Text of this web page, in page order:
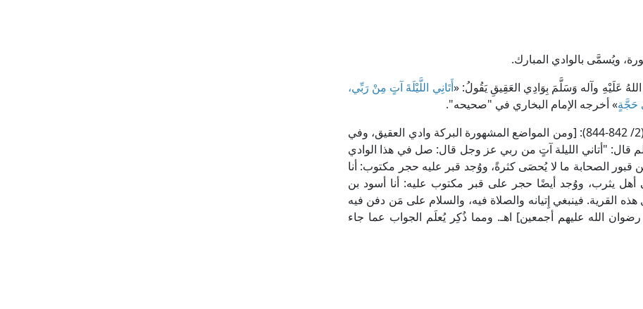
ويُسمَّى بالوادي المبارك.
عَلَيْهِ وآله وَسَلَّمَ بِوَادِي العَقِيقِ يَقُولُ: «أَتَانِي اللَّيْلَةَ آتٍ مِنْ رَبِّي،
حَجَّةٍ» أخرجه الإمام البخاري في "صحيحه".
قال برهان الدين ابن فرحون في "إرشاد السالك" (2/ 842-844): [ومن المواضع المشهورة البركة وادي العقيق، وفي
قال: "أتاني الليلة آتٍ من ربي عز وجل قال: صل في هذا الوادي
الصحابة ما لا يُحصَى كثرةً، ووُجد قبر عليه حجر مكتوب: أنا
أهل يثرب، ووُجد أيضًا حجر على قبر مكتوب عليه: أنا أسود بن
القرية. فينبغي إِتيانه والصلاة فيه، والسلام على مَن دفن فيه
رضوان الله عليهم أجمعين] اهـ. ومما ذُكِر يُعلَم الجواب عما جاء